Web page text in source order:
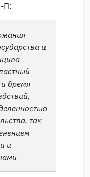
П:
и
бремя
так
и